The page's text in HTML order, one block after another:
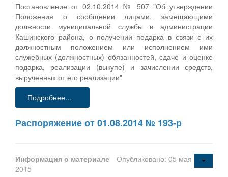
Постановление от 02.10.2014 № 507 "Об утверждении
Положения о сообщении лицами, замещающими
должности муниципальной службы в администрации
Кашинского района, о получении подарка в связи с их
должностным положением или исполнением ими
служебных (должностных) обязанностей, сдаче и оценке
подарка, реализации (выкупе) и зачислении средств,
вырученных от его реализации"
Подробнее...
Распоряжение от 01.08.2014 № 193-р
Информация о материале
Опубликовано: 05 мая
2015